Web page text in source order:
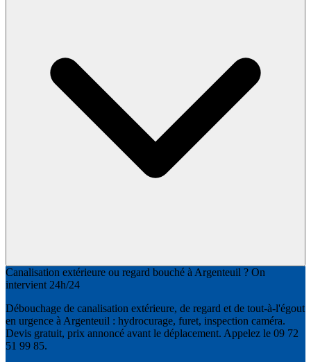
Canalisation extérieure ou regard bouché à Argenteuil ? On
intervient 24h/24
Débouchage de canalisation extérieure, de regard et de tout-à-l'égout
en urgence à Argenteuil : hydrocurage, furet, inspection caméra.
Devis gratuit, prix annoncé avant le déplacement. Appelez le 09 72
51 99 85.